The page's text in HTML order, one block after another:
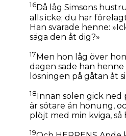
16Då låg Simsons
alls icke; du har
Han svarade henne:
säga den åt dig?»
17Men hon låg över
dagen sade han
lösningen på gåtan åt
18 Innan solen gick ned
är sötare än honung,
plöjt med min kviga, så
19